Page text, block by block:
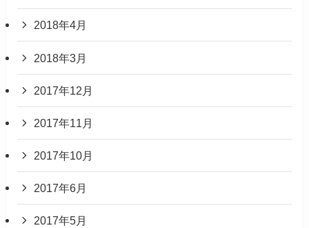
2018年4月
2018年3月
2017年12月
2017年11月
2017年10月
2017年6月
2017年5月